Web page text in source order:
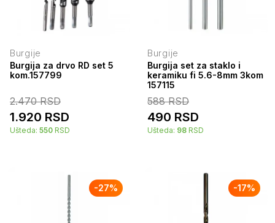
Burgije
Burgija za drvo RD set 5
kom.157799
2.470RSD
1.920 RSD
Ušteda: 550 RSD
Burgije
Burgija set za staklo i
keramiku fi 5.6-8mm 3kom
157115
588 RSD
490 RSD
Ušteda: 98 RSD
-27% -17%